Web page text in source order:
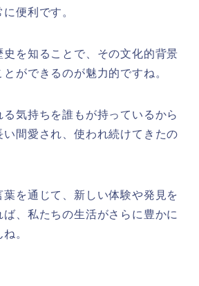
便利です。
史を知ることで、その文化的背景
ができるのが魅力的ですね。
気持ちを誰もが持っているから
い間愛され、使われ続けてきたの
葉を通じて、新しい体験や発見を
、私たちの生活がさらに豊かに
。